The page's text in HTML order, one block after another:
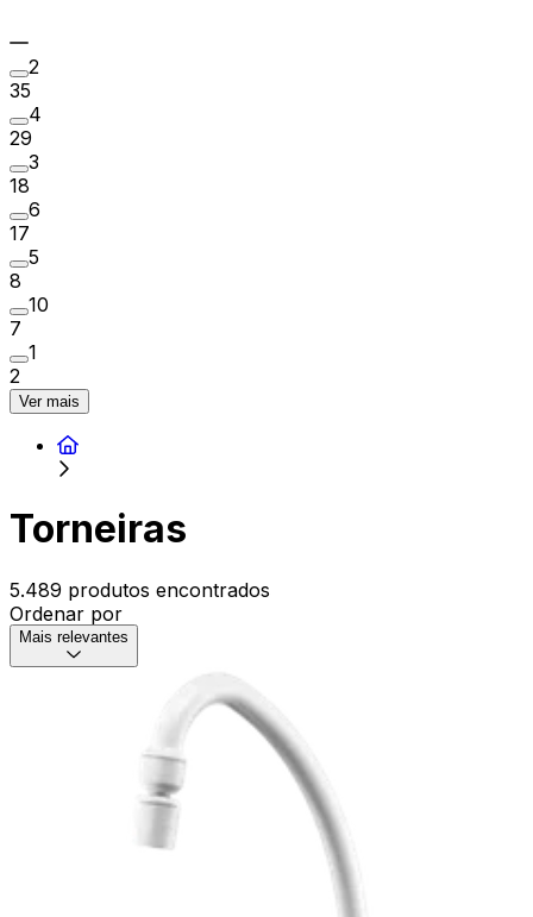
2
35
4
29
3
18
6
17
5
8
10
7
1
2
Ver mais
Torneiras
5.489 produtos encontrados
Ordenar por
Mais relevantes